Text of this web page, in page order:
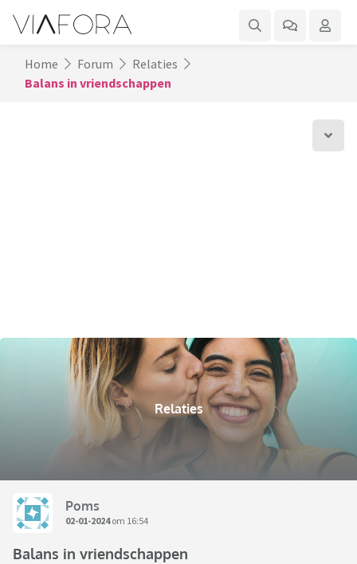
Home Forum
Relaties
Balans in vriendschappen
Relaties
Poms
02-01-2024om 16:54
Balans in vriendschappen